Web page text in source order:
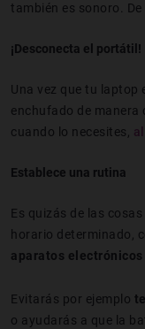
también es sonoro. De
¡Desconecta el portátil!
Una vez que tu laptop
enchufado de
cuando lo necesites,
Establece una rutina
Es quizás de las
horario determinado,
aparatos electrónicos
Evitarás por ejemplo
o ayudarás a que la